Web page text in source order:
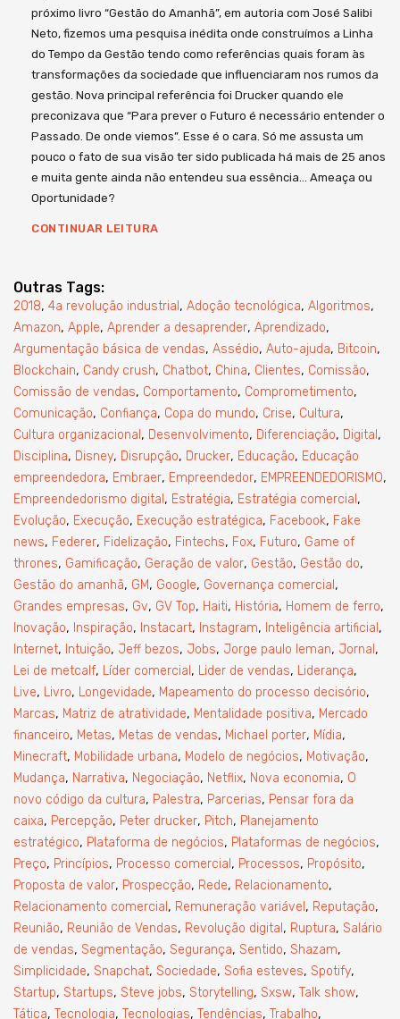
próximo livro “Gestão do Amanhã”, em autoria com José Salibi
Neto, fizemos uma pesquisa inédita onde construímos a Linha
do Tempo da Gestão tendo como referências quais foram às
transformações da sociedade que influenciaram nos rumos da
gestão. Nova principal referência foi Drucker quando ele
preconizava que “Para prever o Futuro é necessário entender o
Passado. De onde viemos”. Esse é o cara. Só me assusta um
pouco o fato de sua visão ter sido publicada há mais de 25 anos
e muita gente ainda não entendeu sua essência… Ameaça ou
Oportunidade?
CONTINUAR LEITURA
Outras Tags:
2018, 4a revolução industrial , Adoção tecnológica, Algoritmos,
Amazon, Apple, Aprender a desaprender, Aprendizado,
Argumentação básica de vendas, Assédio, Auto-ajuda, Bitcoin,
Blockchain, Candy crush, Chatbot, China, Clientes, Comissão,
Comissão de vendas, Comportamento, Comprometimento,
Comunicação, Confiança, Copa do mundo, Crise, Cultura,
Cultura organizacional , Desenvolvimento, Diferenciação, Digital ,
Disciplina, Disney, Disrupção, Drucker, Educação, Educação
empreendedora, Embraer, Empreendedor, EMPREENDEDORISMO,
Empreendedorismo digital , Estratégia, Estratégia comercial ,
Evolução, Execução, Execução estratégica, Facebook, Fake
news, Federer, Fidelização, Fintechs, Fox, Futuro, Game of
thrones, Gamificação, Geração de valor, Gestão, Gestão do,
Gestão do amanhã, GM, Google, Governança comercial ,
Grandes empresas, Gv, GV Top, Haiti, História, Homem de ferro,
Inovação, Inspiração, Instacart, Instagram, Inteligência artificial ,
Internet, Intuição, Jeff bezos, Jobs, Jorge paulo leman, Jornal ,
Lei de metcalf, Líder comercial , Lider de vendas, Liderança,
Live, Livro, Longevidade, Mapeamento do processo decisório,
Marcas, Matriz de atratividade, Mentalidade positiva, Mercado
financeiro, Metas, Metas de vendas, Michael porter, Mídia,
Minecraft, Mobilidade urbana, Modelo de negócios, Motivação,
Mudança, Narrativa, Negociação, Netflix, Nova economia, O
novo código da cultura, Palestra, Parcerias, Pensar fora da
caixa, Percepção, Peter drucker, Pitch, Planejamento
estratégico, Plataforma de negócios, Plataformas de negócios,
Preço, Princípios, Processo comercial , Processos, Propósito,
Proposta de valor, Prospecção, Rede, Relacionamento,
Relacionamento comercial , Remuneração variável , Reputação,
Reunião, Reunião de Vendas, Revolução digital , Ruptura, Salário
de vendas, Segmentação, Segurança, Sentido, Shazam,
Simplicidade, Snapchat, Sociedade, Sofia esteves, Spotify,
Startup, Startups, Steve jobs, Storytelling, Sxsw, Talk show,
Tática, Tecnologia, Tecnologias, Tendências, Trabalho,